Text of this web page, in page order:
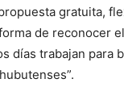
gratuita,
de reconocer
días trabajan para